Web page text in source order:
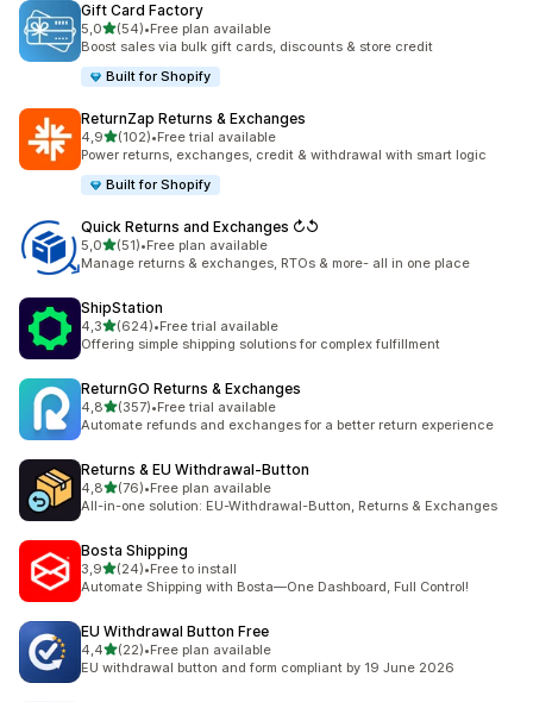
Gift Card Factory
5,0de 5 estrelas
(54)
54 total de avaliações
•Free plan available
Boost sales via bulk gift cards, discounts & store credit
Built for Shopify
ReturnZap Returns & Exchanges
4,9de 5 estrelas
(102)
102 total de avaliações
•Free trial available
Power returns, exchanges, credit & withdrawal with smart logic
Built for Shopify
Quick Returns and Exchanges ↻↺
5,0de 5 estrelas
(51)
51 total de avaliações
•Free plan available
Manage returns & exchanges, RTOs & more- all in one place
ShipStation
4,3de 5 estrelas
(624)
624 total de avaliações
•Free trial available
Offering simple shipping solutions for complex fulfillment
ReturnGO Returns & Exchanges
4,8de 5 estrelas
(357)
357 total de avaliações
•Free trial available
Automate refunds and exchanges for a better return experience
Returns & EU Withdrawal‑Button
4,8de 5 estrelas
(76)
76 total de avaliações
•Free plan available
All-in-one solution: EU-Withdrawal-Button, Returns & Exchanges
Bosta Shipping
3,9de 5 estrelas
(24)
24 total de avaliações
•Free to install
Automate Shipping with Bosta—One Dashboard, Full Control!
EU Withdrawal Button Free
4,4de 5 estrelas
(22)
22 total de avaliações
•Free plan available
EU withdrawal button and form compliant by 19 June 2026